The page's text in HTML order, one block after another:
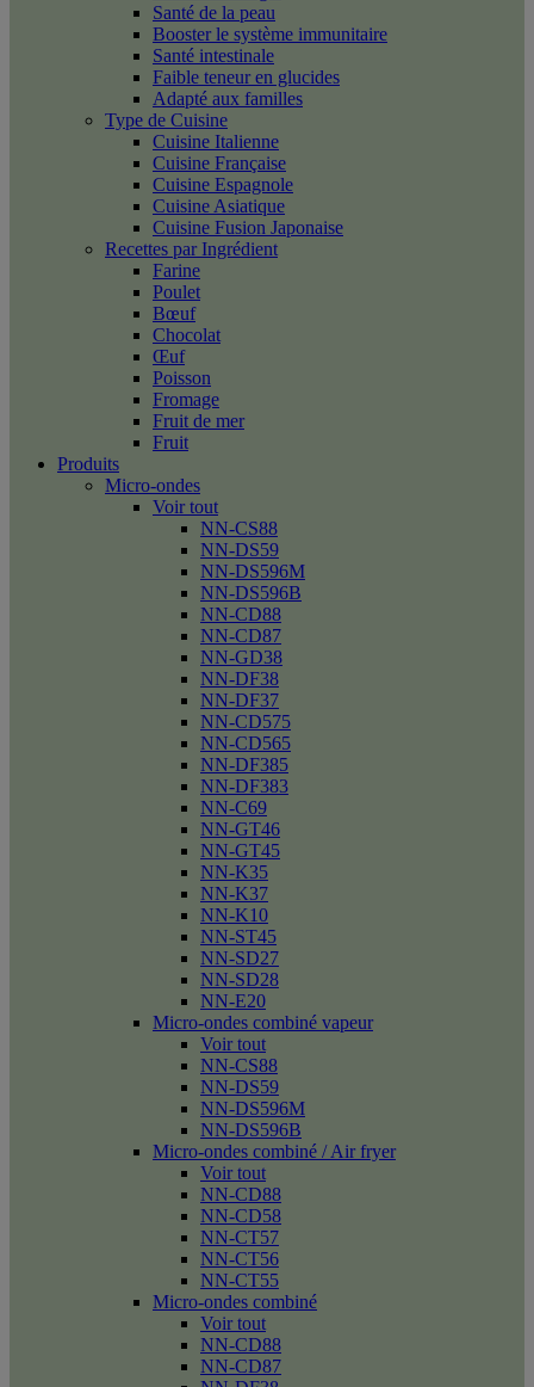
Santé de la peau
Booster le système immunitaire
Santé intestinale
Faible teneur en glucides
Adapté aux familles
Type de Cuisine
Cuisine Italienne
Cuisine Française
Cuisine Espagnole
Cuisine Asiatique
Cuisine Fusion Japonaise
Recettes par Ingrédient
Farine
Poulet
Bœuf
Chocolat
Œuf
Poisson
Fromage
Fruit de mer
Fruit
Produits
Micro-ondes
Voir tout
NN-CS88
NN-DS59
NN-DS596M
NN-DS596B
NN-CD88
NN-CD87
NN-GD38
NN-DF38
NN-DF37
NN-CD575
NN-CD565
NN-DF385
NN-DF383
NN-C69
NN-GT46
NN-GT45
NN-K35
NN-K37
NN-K10
NN-ST45
NN-SD27
NN-SD28
NN-E20
Micro-ondes combiné vapeur
Voir tout
NN-CS88
NN-DS59
NN-DS596M
NN-DS596B
Micro-ondes combiné / Air fryer
Voir tout
NN-CD88
NN-CD58
NN-CT57
NN-CT56
NN-CT55
Micro-ondes combiné
Voir tout
NN-CD88
NN-CD87